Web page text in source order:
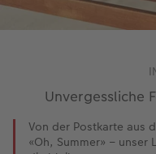
Unvergessliche
Von der Postkarte aus
«Oh, Summer» – unser